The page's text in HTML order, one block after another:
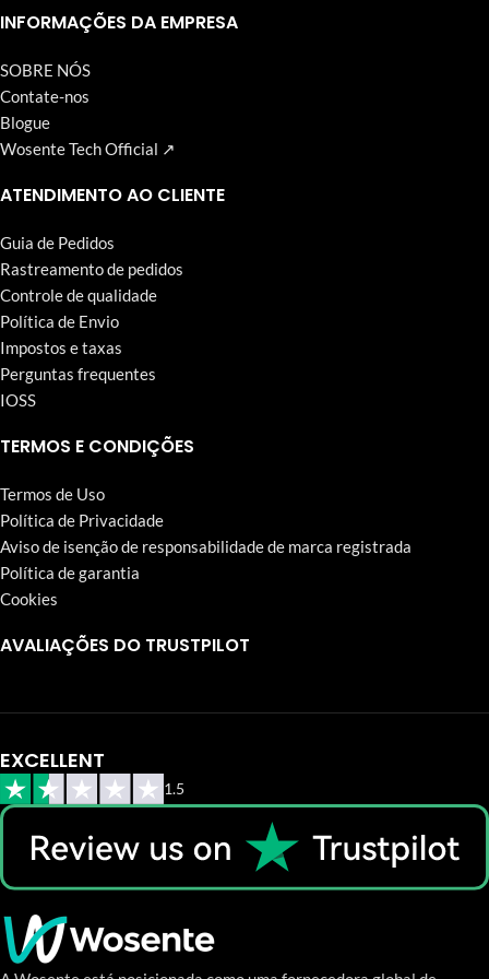
Wosente-tech vem perseguindo incansavelmente.
INFORMAÇÕES DA EMPRESA
SOBRE NÓS
Contate-nos
Blogue
Wosente Tech Official ↗
ATENDIMENTO AO CLIENTE
Guia de Pedidos
Rastreamento de pedidos
Controle de qualidade
Política de Envio
Impostos e taxas
Perguntas frequentes
IOSS
TERMOS E CONDIÇÕES
Termos de Uso
Política de Privacidade
Aviso de isenção de responsabilidade de marca registrada
Política de garantia
Cookies
AVALIAÇÕES DO TRUSTPILOT
EXCELLENT
1.5